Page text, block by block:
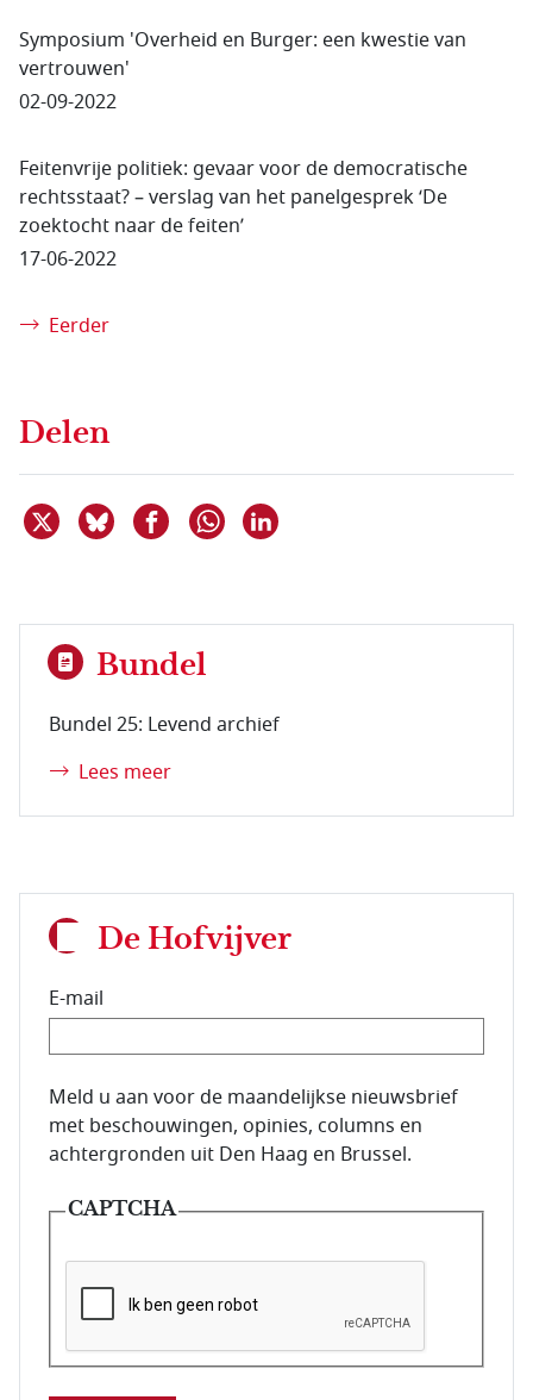
Symposium 'Overheid en Burger: een kwestie van
vertrouwen'
02-09-2022
Feitenvrije politiek: gevaar voor de democratische
rechtsstaat? – verslag van het panelgesprek ‘De
zoektocht naar de feiten’
17-06-2022
Eerder
Delen
Deel dit item op X
Deel dit item op Bluesky
Deel dit item op Facebook
Delen via WhatsApp
Bundel
Bundel 25: Levend archief
Lees meer
De Hofvijver
E-mail
E-mailadres van de abonnee.
Meld u aan voor de maandelijkse nieuwsbrief
met beschouwingen, opinies, columns en
achtergronden uit Den Haag en Brussel.
CAPTCHA
Deze vraag is om te controleren dat u een mens